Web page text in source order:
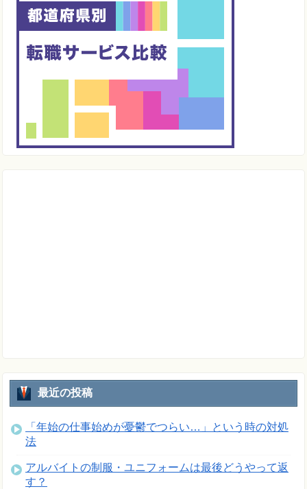
最近の投稿
「年始の仕事始めが憂鬱でつらい…」という時の対処
法
アルバイトの制服・ユニフォームは最後どうやって返
す？